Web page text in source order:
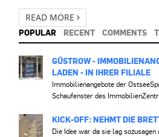
READ MORE
POPULAR RECENT COMMENTS
GÜSTROW -
LADEN - IN IHRER FILIALE
Immobilienangebote der
Schaufenster des
KICK-OFF: NEHMT DIE
Die Idee war da sie lag